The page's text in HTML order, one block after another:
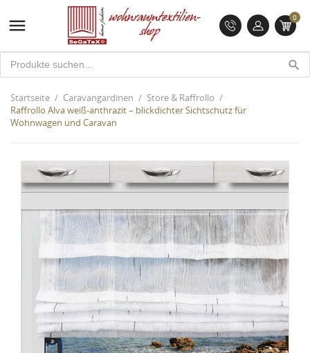
 0
search
Startseite Caravangardinen
Store & Raffrollo
Raffrollo Alva weiß-anthrazit – blickdichter Sichtschutz für
Wohnwagen und Caravan